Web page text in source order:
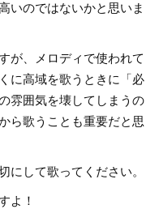
いのではないかと思いま
が、メロディで使われて
に高域を歌うときに「必
雰囲気を壊してしまうの
ら歌うことも重要だと思
にして歌ってください。
よ！